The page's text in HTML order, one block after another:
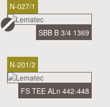
N-027/1
SBB B 3/4 1369
N-201/2
FS TEE ALn 442-448